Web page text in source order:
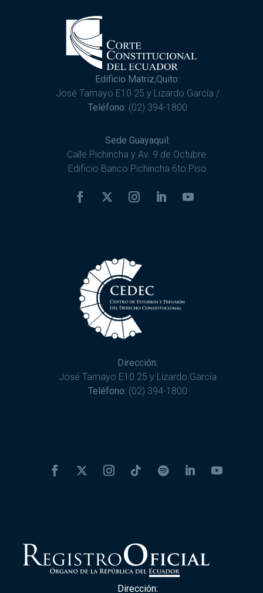
Edificio Matriz,Quito:
José Tamayo E10 25 y Lizardo García /
Teléfono: (02) 394-1800
Sede Guayaquil:
Calle Pichincha y Av. 9 de Octubre.
Edificio Banco Pichincha 6to Piso
Dirección:
José Tamayo E10 25 y Lizardo García
Teléfono: (02) 394-1800
Dirección: